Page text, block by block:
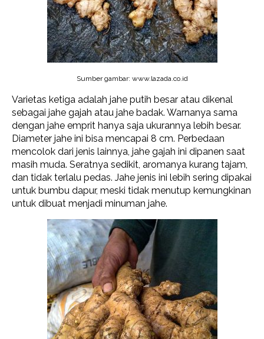
Sumber gambar: www.lazada.co.id
Varietas ketiga adalah jahe putih besar atau dikenal
sebagai jahe gajah atau jahe badak. Warnanya sama
dengan jahe emprit hanya saja ukurannya lebih besar.
Diameter jahe ini bisa mencapai 8 cm. Perbedaan
mencolok dari jenis lainnya, jahe gajah ini dipanen saat
masih muda. Seratnya sedikit, aromanya kurang tajam,
dan tidak terlalu pedas. Jahe jenis ini lebih sering dipakai
untuk bumbu dapur, meski tidak menutup kemungkinan
untuk dibuat menjadi minuman jahe.